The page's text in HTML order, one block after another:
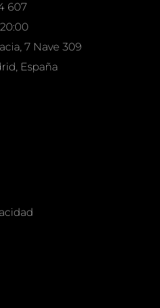
607
7 Nave 309
España